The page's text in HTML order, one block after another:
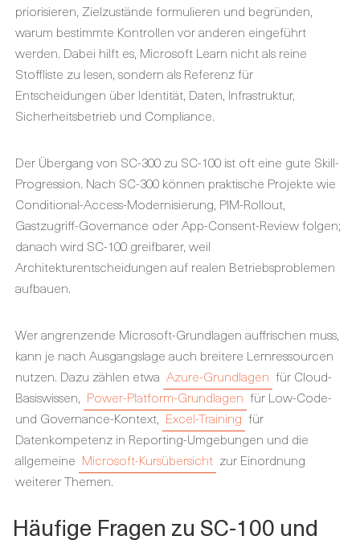
priorisieren, Zielzustände formulieren und begründen,
warum bestimmte Kontrollen vor anderen eingeführt
werden. Dabei hilft es, Microsoft Learn nicht als reine
Stoffliste zu lesen, sondern als Referenz für
Entscheidungen über Identität, Daten, Infrastruktur,
Sicherheitsbetrieb und Compliance.
Der Übergang von SC-300 zu SC-100 ist oft eine gute Skill-
Progression. Nach SC-300 können praktische Projekte wie
Conditional-Access-Modernisierung, PIM-Rollout,
Gastzugriff-Governance oder App-Consent-Review folgen;
danach wird SC-100 greifbarer, weil
Architekturentscheidungen auf realen Betriebsproblemen
aufbauen.
Wer angrenzende Microsoft-Grundlagen auffrischen muss,
kann je nach Ausgangslage auch breitere Lernressourcen
nutzen. Dazu zählen etwa Azure-Grundlagen für Cloud-
Basiswissen, Power-Platform-Grundlagen für Low-Code-
und Governance-Kontext, Excel-Training für
Datenkompetenz in Reporting-Umgebungen und die
allgemeine Microsoft-Kursübersicht zur Einordnung
weiterer Themen.
Häufige Fragen zu SC-100 und